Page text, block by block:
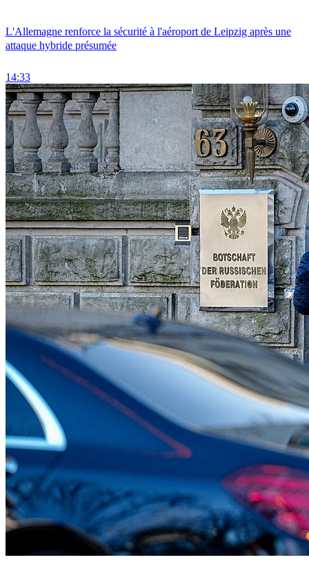
L'Allemagne renforce la sécurité à l'aéroport de Leipzig après une
attaque hybride présumée
14:33